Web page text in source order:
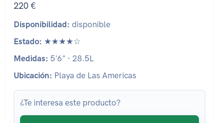
220 €
Disponibilidad: disponible
Estado: ★★★★☆
Medidas: 5'6" · 28.5L
Ubicación: Playa de Las Americas
¿Te interesa este producto?